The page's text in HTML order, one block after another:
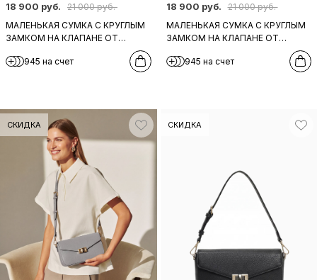
18 900 руб.
21 000 руб.
МАЛЕНЬКАЯ СУМКА С КРУГЛЫМ
ЗАМКОМ НА КЛАПАНЕ ОТ
БОРДОВО-КОРИЧНЕВОЙ КОЖИ
945 на счет
18 900 руб.
21 000 руб.
МАЛЕНЬКАЯ СУМКА С КРУГЛЫМ
ЗАМКОМ НА КЛАПАНЕ ОТ
ЧЕРНОЙ КОЖИ
945 на счет
СКИДКА СКИДКА